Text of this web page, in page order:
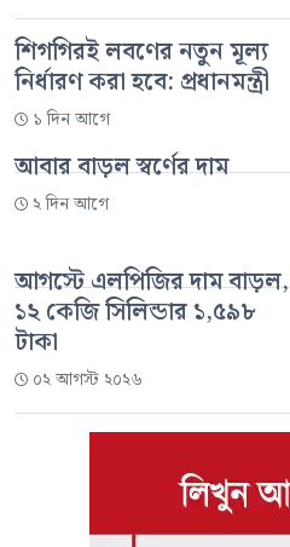
শিগগিরই লবণের নতুন মূল্য
নির্ধারণ করা হবে: প্রধানমন্ত্রী
১ দিন আগে
আবার বাড়ল স্বর্ণের দাম
২ দিন আগে
আগস্টে এলপিজির দাম বাড়ল,
১২ কেজি সিলিন্ডার ১,৫৯৮
টাকা
০২ আগস্ট ২০২৬